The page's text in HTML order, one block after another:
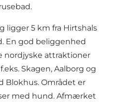
ligger 5 km fra Hirtshals
En god beliggenhed
nordjyske attraktioner
Skagen, Aalborg og
Blokhus. Området er
med hund. Afmærket